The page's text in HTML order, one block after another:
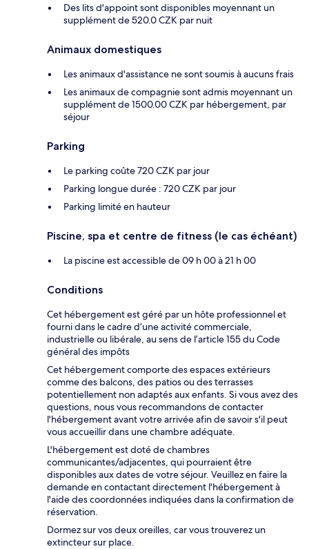
Des lits d'appoint sont disponibles moyennant un
supplément de 520.0 CZK par nuit
Animaux domestiques
Les animaux d'assistance ne sont soumis à aucuns frais
Les animaux de compagnie sont admis moyennant un
supplément de 1500.00 CZK par hébergement, par
séjour
Parking
Le parking coûte 720 CZK par jour
Parking longue durée : 720 CZK par jour
Parking limité en hauteur
Piscine, spa et centre de fitness (le cas échéant)
La piscine est accessible de 09 h 00 à 21 h 00
Conditions
Cet hébergement est géré par un hôte professionnel et
fourni dans le cadre d’une activité commerciale,
industrielle ou libérale, au sens de l’article 155 du Code
général des impôts
Cet hébergement comporte des espaces extérieurs
comme des balcons, des patios ou des terrasses
potentiellement non adaptés aux enfants. Si vous avez des
questions, nous vous recommandons de contacter
l'hébergement avant votre arrivée afin de savoir s'il peut
vous accueillir dans une chambre adéquate.
L'hébergement est doté de chambres
communicantes/adjacentes, qui pourraient être
disponibles aux dates de votre séjour. Veuillez en faire la
demande en contactant directement l'hébergement à
l'aide des coordonnées indiquées dans la confirmation de
réservation.
Dormez sur vos deux oreilles, car vous trouverez un
extincteur sur place.